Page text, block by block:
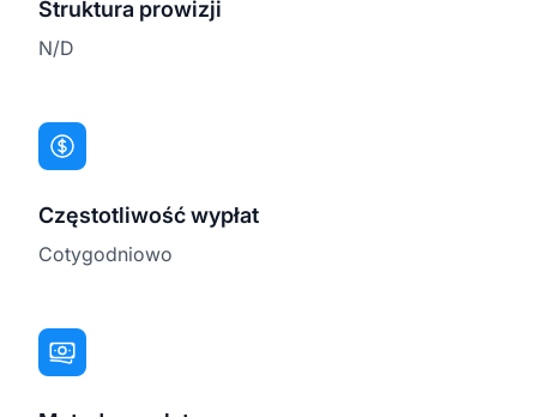
Struktura prowizji
N/D
Częstotliwość wypłat
Cotygodniowo